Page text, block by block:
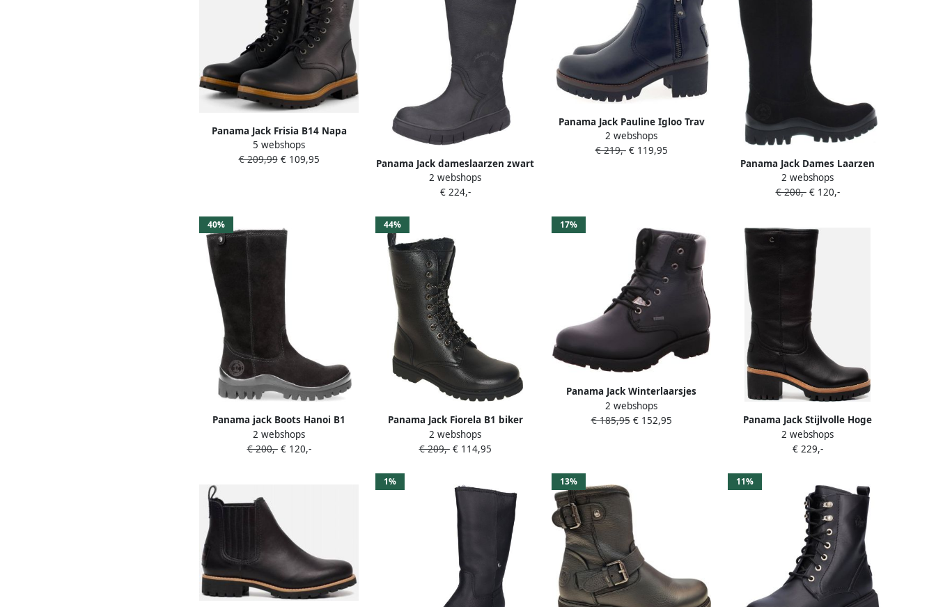
Panama Jack Frisia B14 Napa
Black Dames Laarzen Zwart
5 webshops
€ 209,99€ 109,95
Panama Jack dameslaarzen zwart
2 webshops
€ 224,-
Panama Jack Pauline Igloo Trav
B2 Napa Negro Black
2 webshops
€ 219,-€ 119,95
Panama Jack Dames Laarzen
Hanoi B1 Velour Black Zwart
2 webshops
€ 200,-€ 120,-
40%
Panama jack Boots Hanoi B1
Zwart
2 webshops
€ 200,-€ 120,-
44%
Panama Jack Fiorela B1 biker
bootsnapa negro black
2 webshops
€ 209,-€ 114,95
17%
Panama Jack Winterlaarsjes
Panama winter boots lace-up
boots with gore-tex side logo
2 webshops
€ 185,95€ 152,95
Panama Jack Stijlvolle Hoge
Laarzen voor Black
2 webshops
€ 229,-
1% 13% 11%